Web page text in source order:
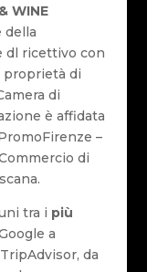
WINE
della
dl ricettivo con
proprietà di
di
è affidata
–
di
tra i più
a
da